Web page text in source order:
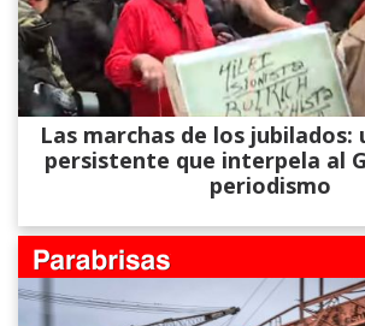
Las marchas de los
persistente que interpela al
periodismo